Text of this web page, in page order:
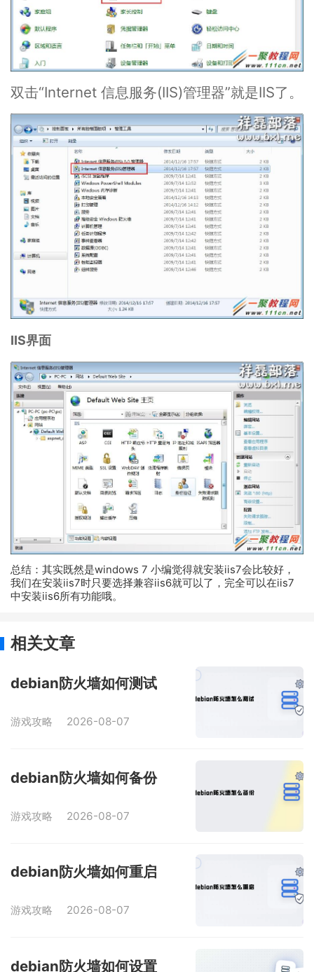
双击“Internet 信息服务(IIS)管理器”就是IIS了。
IIS界面
总结：其实既然是windows 7 小编觉得就安装iis7会比较好，
我们在安装iis7时只要选择兼容iis6就可以了，完全可以在iis7
中安装iis6所有功能哦。
相关文章
debian防火墙如何测试
游戏攻略 2026-08-07
debian防火墙如何备份
游戏攻略 2026-08-07
debian防火墙如何重启
游戏攻略 2026-08-07
debian防火墙如何设置